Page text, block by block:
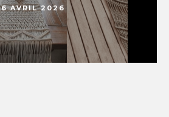
6 AVRIL 2026